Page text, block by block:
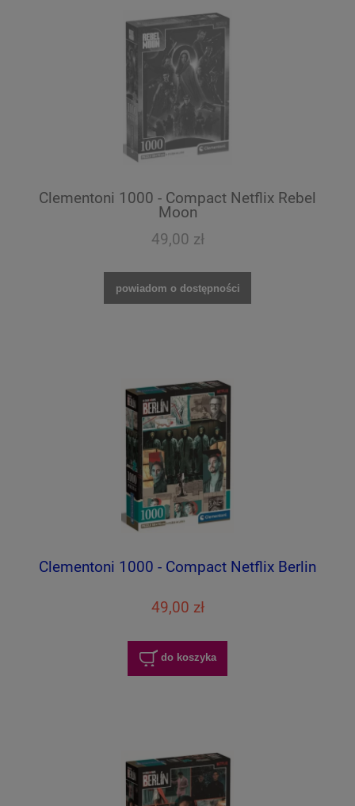
Clementoni 1000 - Compact Netflix Rebel
Moon
49,00 zł
powiadom o dostępności
Clementoni 1000 - Compact Netflix Berlin
49,00 zł
do koszyka